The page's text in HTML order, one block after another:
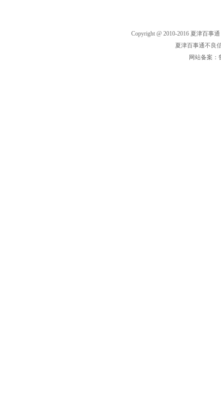
Copyright @ 2010-2016 夏津百事
夏津百事通不良
网站备案：